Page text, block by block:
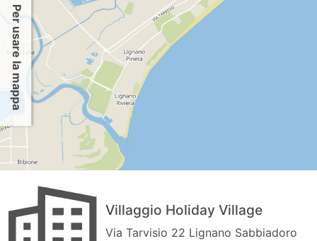
Per usare la mappa
Villaggio Holiday Village
Via Tarvisio 22 Lignano Sabbiadoro